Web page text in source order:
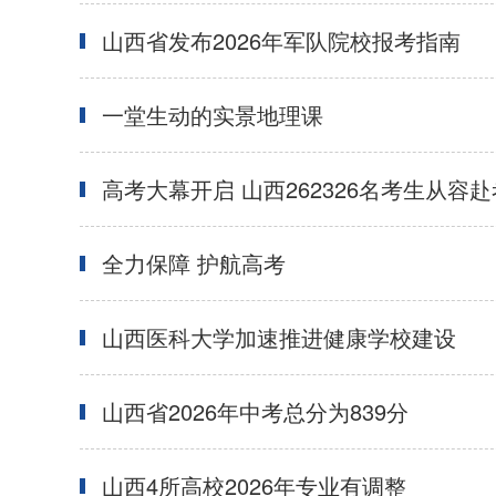
山西省发布2026年军队院校报考指南
一堂生动的实景地理课
高考大幕开启 山西262326名考生从容
全力保障 护航高考
山西医科大学加速推进健康学校建设
山西省2026年中考总分为839分
山西4所高校2026年专业有调整